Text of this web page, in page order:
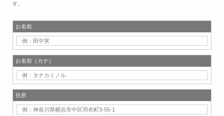
す。
お名前
お名前（カナ）
住所